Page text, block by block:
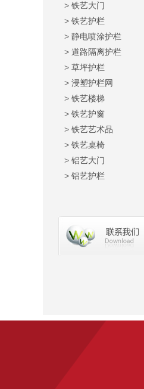
> 铁艺大门
> 铁艺护栏
> 静电喷涂护栏
> 道路隔离护栏
> 草坪护栏
> 浸塑护栏网
> 铁艺楼梯
> 铁艺护窗
> 铁艺艺术品
> 铁艺桌椅
> 铝艺大门
> 铝艺护栏